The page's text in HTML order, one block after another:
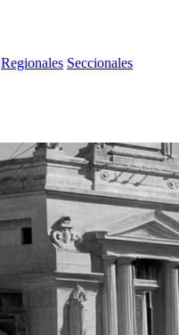
Regionales Seccionales